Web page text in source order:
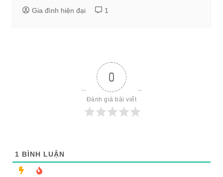
Gia đình hiện đại 1
0
Đánh giá bài viết
1 BÌNH LUẬN